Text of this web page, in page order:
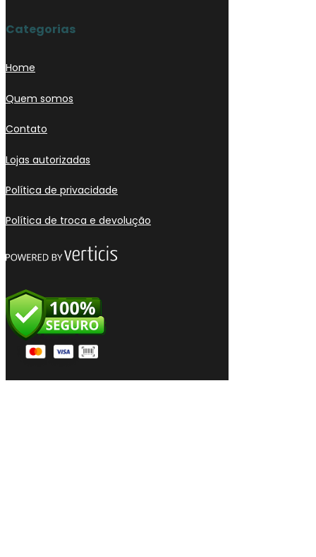
Categorias
Home
Quem somos
Contato
Lojas autorizadas
Política de privacidade
Política de troca e devolução